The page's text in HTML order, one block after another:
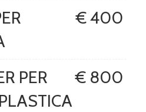
€ 400
PER
€ 800